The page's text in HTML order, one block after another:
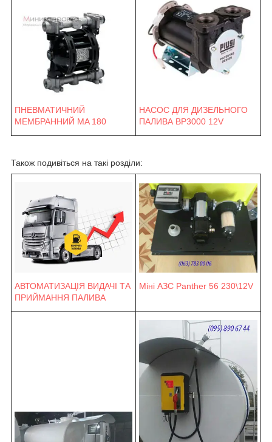
ПНЕВМАТИЧНИЙ
МЕМБРАННИЙ MA 180
НАСОС ДЛЯ ДИЗЕЛЬНОГО
ПАЛИВА BP3000 12V
Також подивіться на такі розділи:
АВТОМАТИЗАЦІЯ ВИДАЧІ ТА
ПРИЙМАННЯ ПАЛИВА
Міні АЗС Panther 56 230\12V